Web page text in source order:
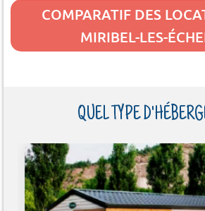
COMPARATIF DES
MIRIBEL-LES-
QUEL TYPE